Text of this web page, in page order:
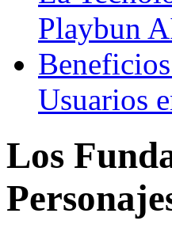
Playbun
Usuarios
Los